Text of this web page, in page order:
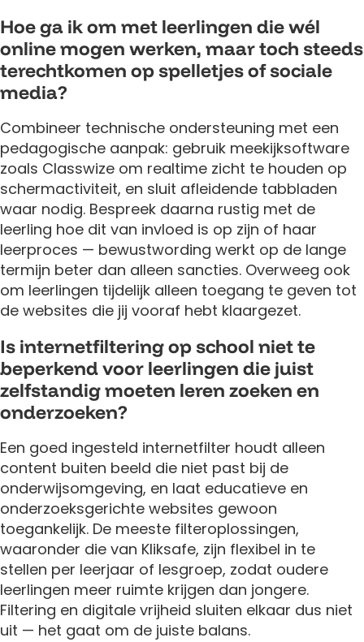
Hoe ga ik om met leerlingen die wél
online mogen werken, maar toch steeds
terechtkomen op spelletjes of sociale
media?
Combineer technische ondersteuning met een
pedagogische aanpak: gebruik meekijksoftware
zoals Classwize om realtime zicht te houden op
schermactiviteit, en sluit afleidende tabbladen
waar nodig. Bespreek daarna rustig met de
leerling hoe dit van invloed is op zijn of haar
leerproces — bewustwording werkt op de lange
termijn beter dan alleen sancties. Overweeg ook
om leerlingen tijdelijk alleen toegang te geven tot
de websites die jij vooraf hebt klaargezet.
Is internetfiltering op school niet te
beperkend voor leerlingen die juist
zelfstandig moeten leren zoeken en
onderzoeken?
Een goed ingesteld internetfilter houdt alleen
content buiten beeld die niet past bij de
onderwijsomgeving, en laat educatieve en
onderzoeksgerichte websites gewoon
toegankelijk. De meeste filteroplossingen,
waaronder die van Kliksafe, zijn flexibel in te
stellen per leerjaar of lesgroep, zodat oudere
leerlingen meer ruimte krijgen dan jongere.
Filtering en digitale vrijheid sluiten elkaar dus niet
uit — het gaat om de juiste balans.